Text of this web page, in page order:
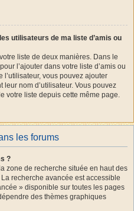
utilisateurs de ma liste d’amis ou
liste de deux manières. Dans le
l’ajouter dans votre liste d’amis ou
l’utilisateur, vous pouvez ajouter
nom d’utilisateur. Vous pouvez
votre liste depuis cette même page.
les forums
?
zone de recherche située en haut des
recherche avancée est accessible
» disponible sur toutes les pages
des thèmes graphiques